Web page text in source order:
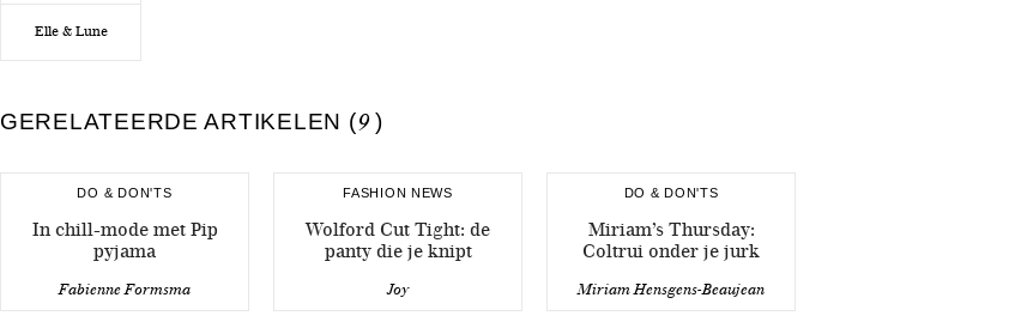
Elle & Lune
GERELATEERDE ARTIKELEN (9 )
DO & DON'TS
In chill-mode met Pip
pyjama
Fabienne Formsma
FASHION NEWS
Wolford Cut Tight: de
panty die je knipt
Joy
DO & DON'TS
Miriam’s Thursday:
Coltrui onder je jurk
Miriam Hensgens-Beaujean